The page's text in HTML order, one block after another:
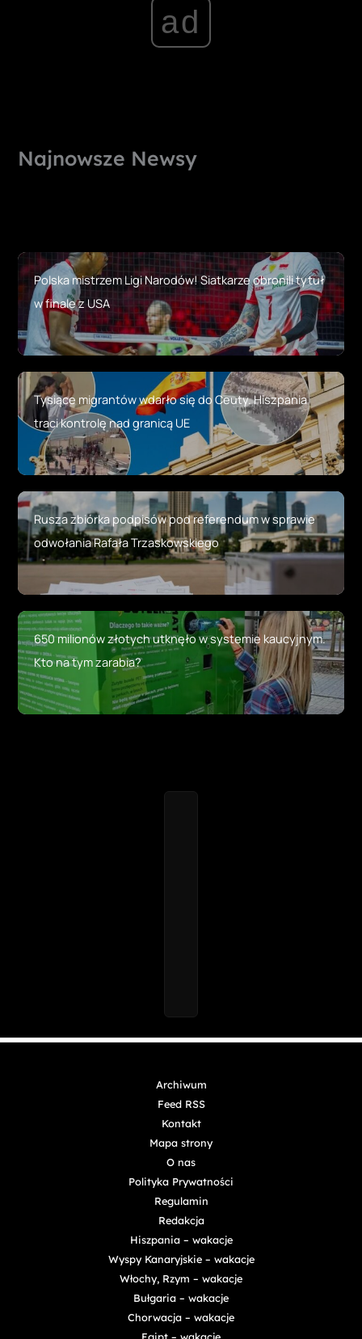
ad
Najnowsze Newsy
Polska mistrzem Ligi Narodów! Siatkarze obronili tytuł
w finale z USA
Tysiące migrantów wdarło się do Ceuty. Hiszpania
traci kontrolę nad granicą UE
Rusza zbiórka podpisów pod referendum w sprawie
odwołania Rafała Trzaskowskiego
650 milionów złotych utknęło w systemie kaucyjnym.
Kto na tym zarabia?
Archiwum
Feed RSS
Kontakt
Mapa strony
O nas
Polityka Prywatności
Regulamin
Redakcja
Hiszpania – wakacje
Wyspy Kanaryjskie – wakacje
Włochy, Rzym – wakacje
Bułgaria – wakacje
Chorwacja – wakacje